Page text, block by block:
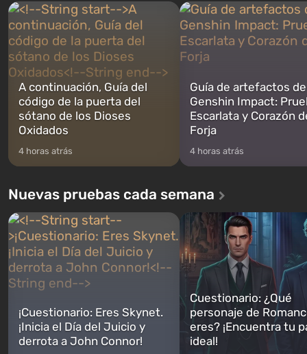
Trevor y Franklin, entre los cuales
podrás cambi...
abrirse primero después de
caigan las bombas n...
A continuación, Guía del
código de la puerta del
sótano de los Dioses
Oxidados
4 horas atrás
Guía de artefactos de
Genshin Impact:
Escarlata y Corazón
Forja
4 horas atrás
Nuevas pruebas cada semana
¡Cuestionario: Eres Skynet.
¡Inicia el Día del Juicio y
derrota a John Connor!
Cuestionario: ¿Qué
personaje de
eres? ¡Encuentra tu
ideal!